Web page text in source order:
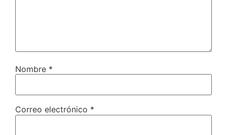
Nombre *
Correo electrónico *